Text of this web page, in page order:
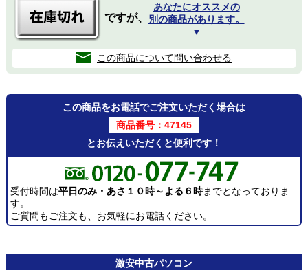
ですが、
あなたにオススメの
別の商品があります。
▼
この商品について問い合わせる
この商品をお電話でご注文いただく場合は
商品番号：47145
とお伝えいただくと便利です！
受付時間は平日のみ・あさ１０時～よる６時までとなっておりま
す。
ご質問もご注文も、お気軽にお電話ください。
激安中古パソコン